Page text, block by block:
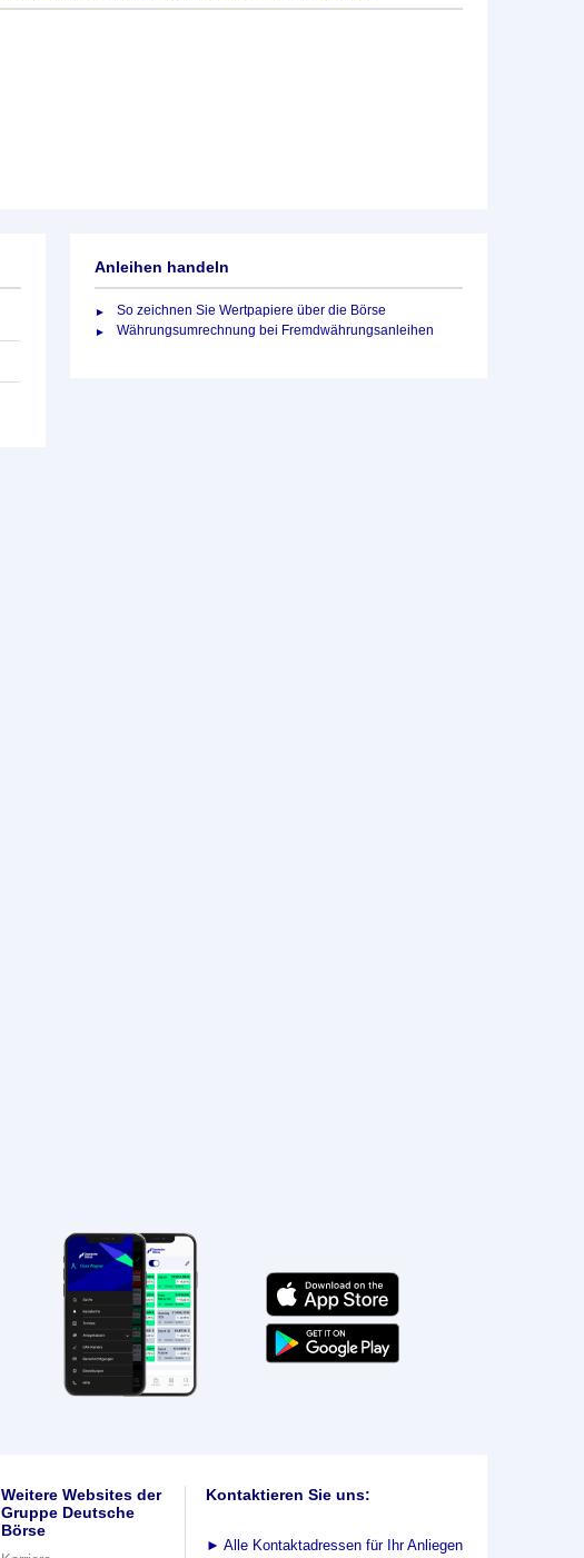
Anleihen handeln
So zeichnen Sie Wertpapiere über die Börse
Währungsumrechnung bei Fremdwährungsanleihen
Weitere Websites der
Gruppe Deutsche
Börse
Kontaktieren Sie uns:
► Alle Kontaktadressen für Ihr Anliegen